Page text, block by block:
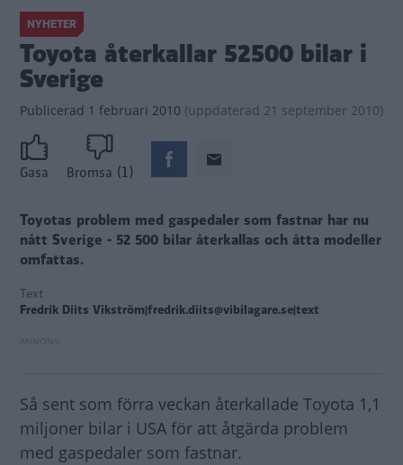
NYHETER
Toyota återkallar 52500 bilar i
Sverige
Publicerad 1 februari 2010 (uppdaterad 21 september 2010)
Gasa Bromsa (1)
Toyotas problem med gaspedaler som fastnar har nu
nått Sverige - 52 500 bilar återkallas och åtta modeller
omfattas.
Text
Fredrik Diits Vikström|fredrik.diits@vibilagare.se|text
Så sent som förra veckan återkallade Toyota 1,1
miljoner bilar i USA för att åtgärda problem
med gaspedaler som fastnar.